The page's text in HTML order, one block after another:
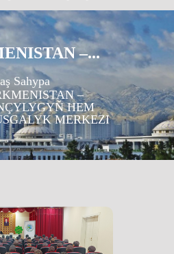
–...
Sahypa
–
HEM
MERKEZI